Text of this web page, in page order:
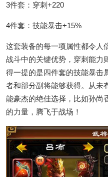
3件套：穿刺+220
4件套：技能暴击+15%
这套装备的每一项属性都令人
战斗中的关键优势，穿刺能力
得一提的是四件套的技能暴击
者和部分副将能够获得。从未
能豪杰的绝佳选择，比如孙尚
的力量，腾飞于战场！